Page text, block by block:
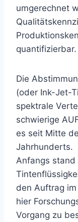
umgerechnet
quantifizierbar.
Die
(oder Ink-Jet-
spektrale
schwierige
es seit Mitte
Jahrhunderts.
Anfangs
den Auftrag
hier
Vorgang zu